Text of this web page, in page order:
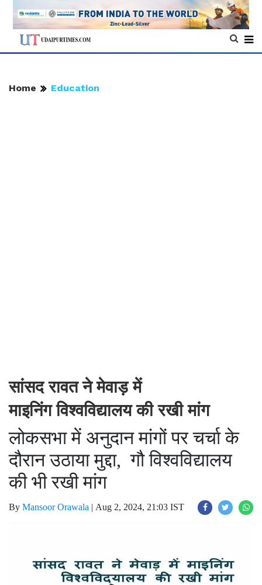
Home Education
सांसद रावत ने मेवाड़ में
माइनिंग विश्वविद्यालय की रखी मांग
लोकसभा में अनुदान मांगों पर चर्चा के
दौरान उठाया मुद्दा, गौ विश्वविद्यालय
की भी रखी मांग
By Mansoor Orawala | Aug 2, 2024, 21:03 IST